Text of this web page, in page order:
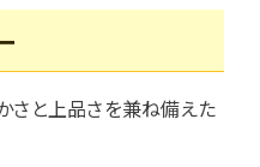
さと上品さを兼ね備えた